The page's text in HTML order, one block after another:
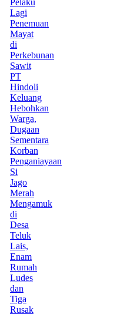
Pelaku
Lagi
Penemuan
Mayat
di
Perkebunan
Sawit
PT
Hindoli
Keluang
Hebohkan
Warga,
Dugaan
Sementara
Korban
Penganiayaan
Si
Jago
Merah
Mengamuk
di
Desa
Teluk
Lais,
Enam
Rumah
Ludes
dan
Tiga
Rusak